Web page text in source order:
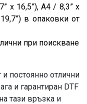
x 16,5”), A4 / 8,3” x
в опаковки от
при поискване
постоянно отлични
и гарантиран DTF
тази връзка и